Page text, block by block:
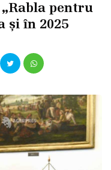
pentru
și în 2025